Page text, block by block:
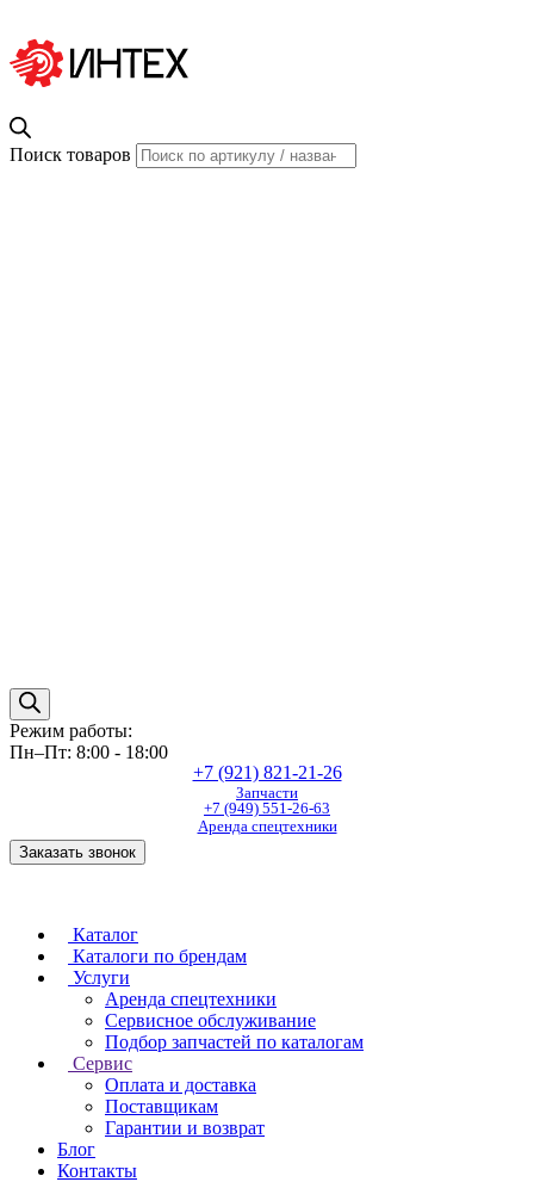
Поиск товаров
Режим работы:
Пн–Пт: 8:00 - 18:00
+7 (921) 821-21-26
Запчасти
+7 (949) 551-26-63
Аренда спецтехники
Заказать звонок
Каталог
Каталоги по брендам
Услуги
Аренда спецтехники
Сервисное обслуживание
Подбор запчастей по каталогам
Сервис
Оплата и доставка
Поставщикам
Гарантии и возврат
Блог
Контакты